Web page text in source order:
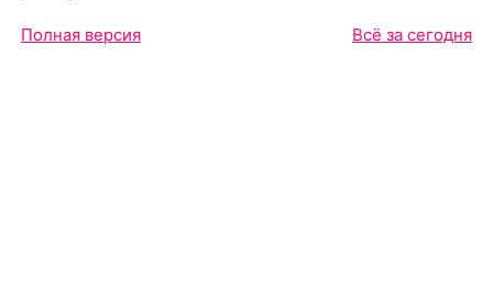
Полная версия Всё за сегодня